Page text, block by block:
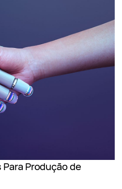
Produção de